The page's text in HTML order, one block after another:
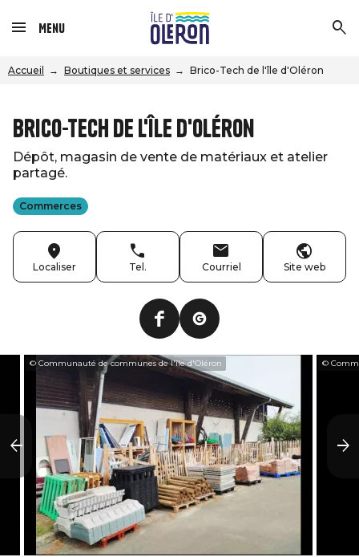
Menu
Accueil Boutiques et services Brico-Tech de l'île d'Oléron
Brico-Tech de l'île d'Oléron
Dépôt, magasin de vente de matériaux et atelier
partagé.
Commerces
Localiser Tel. Courriel Site web
© Communauté de communes de l'île d'Oléron ©